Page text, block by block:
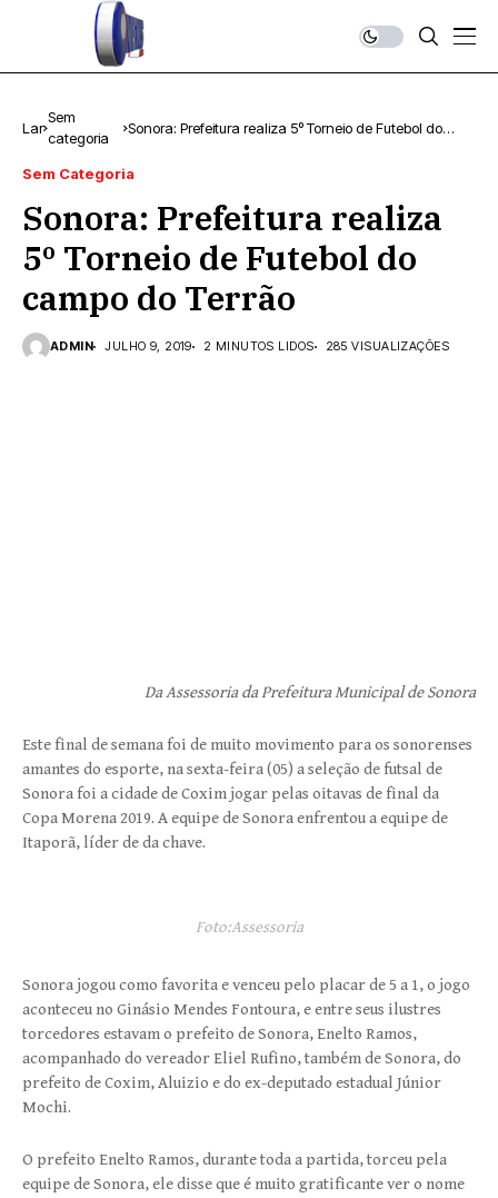
Lar
Sem
categoria
Sonora: Prefeitura realiza 5º Torneio de Futebol do
Sem Categoria
Sonora: Prefeitura realiza
5º Torneio de Futebol do
campo do Terrão
ADMIN JULHO 9, 2019 2 MINUTOS LIDOS 285 VISUALIZAÇÕES
Da Assessoria da Prefeitura Municipal de Sonora
Este final de semana foi de muito movimento para os sonorenses
amantes do esporte, na sexta-feira (05) a seleção de futsal de
Sonora foi a cidade de Coxim jogar pelas oitavas de final da
Copa Morena 2019. A equipe de Sonora enfrentou a equipe de
Itaporã, líder de da chave.
Foto:Assessoria
Sonora jogou como favorita e venceu pelo placar de 5 a 1, o jogo
aconteceu no Ginásio Mendes Fontoura, e entre seus ilustres
torcedores estavam o prefeito de Sonora, Enelto Ramos,
acompanhado do vereador Eliel Rufino, também de Sonora, do
prefeito de Coxim, Aluizio e do ex-deputado estadual Júnior
Mochi.
O prefeito Enelto Ramos, durante toda a partida, torceu pela
equipe de Sonora, ele disse que é muito gratificante ver o nome